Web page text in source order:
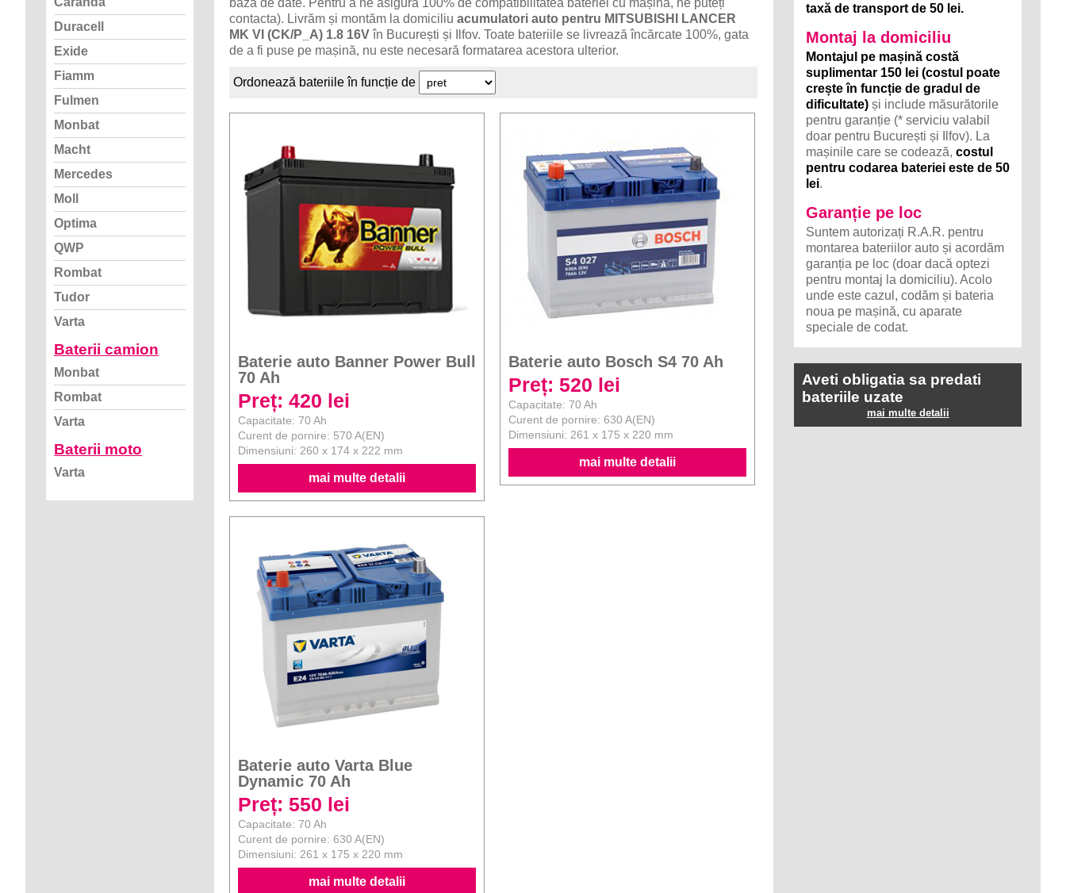
contacta). Livrăm și montăm la domiciliuacumulatori auto pentru MITSUBISHI LANCER
MK VI (CK/P_A) 1.8 16Vîn București și Ilfov. Toate bateriile se livrează încărcate 100%, gata
de a fi puse pe mașină, nu este necesară formatarea acestora ulterior.
Ordonează bateriile în funcție de
Baterie auto Banner Power Bull
70 Ah
Preț: 420 lei
Capacitate: 70 Ah
Curent de pornire: 570 A(EN)
Dimensiuni: 260 x 174 x 222 mm
mai multe detalii
Baterie auto Bosch S4 70 Ah
Preț: 520 lei
Capacitate: 70 Ah
Curent de pornire: 630 A(EN)
Dimensiuni: 261 x 175 x 220 mm
mai multe detalii
Baterie auto Varta Blue
Dynamic 70 Ah
Preț: 550 lei
Capacitate: 70 Ah
Curent de pornire: 630 A(EN)
Dimensiuni: 261 x 175 x 220 mm
mai multe detalii
Duracell
Exide
Fiamm
Fulmen
Monbat
Macht
Mercedes
Moll
Optima
QWP
Rombat
Tudor
Varta
Baterii camion
Monbat
Rombat
Varta
Baterii moto
Varta
taxă de transport de 50 lei.
Montaj la domiciliu
Montajul pe mașină costă
suplimentar 150 lei (costul poate
crește în funcție de gradul de
dificultate) și include măsurătorile
pentru garanție (* serviciu valabil
doar pentru București și Ilfov). La
mașinile care se codează,costul
pentru codarea bateriei este de 50
lei.
Garanție pe loc
Suntem autorizați R.A.R. pentru
montarea bateriilor auto și acordăm
garanția pe loc (doar dacă optezi
pentru montaj la domiciliu). Acolo
unde este cazul, codăm și bateria
noua pe mașină, cu aparate
speciale de codat.
Aveti obligatia sa predati
bateriile uzate
mai multe detalii